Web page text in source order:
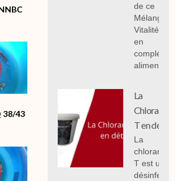
38/43
de ce
Mélange
Vitalité 1
en
alimentaire
La
T en détail
La
chloramine
T est un